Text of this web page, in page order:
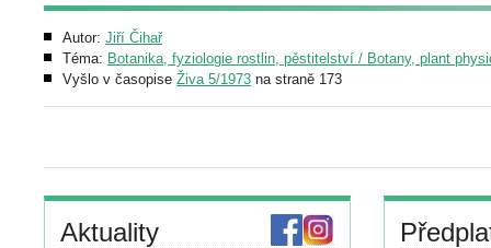
Autor: Jiří Čihař
Téma: Botanika, fyziologie rostlin, pěstitelství / Botany, plant
Vyšlo v časopise Živa 5/1973 na straně 173
Aktuality